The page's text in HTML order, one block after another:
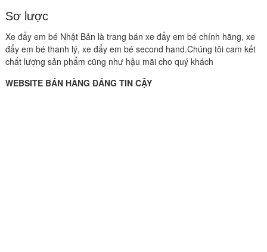
Sơ lược
Xe đẩy em bé Nhật Bản là trang bán xe đẩy em bé chính hãng, xe
đẩy em bé thanh lý, xe đẩy em bé second hand.Chúng tôi cam kết
chất lượng sản phẩm cũng như hậu mãi cho quý khách
WEBSITE BÁN HÀNG ĐÁNG TIN CẬY